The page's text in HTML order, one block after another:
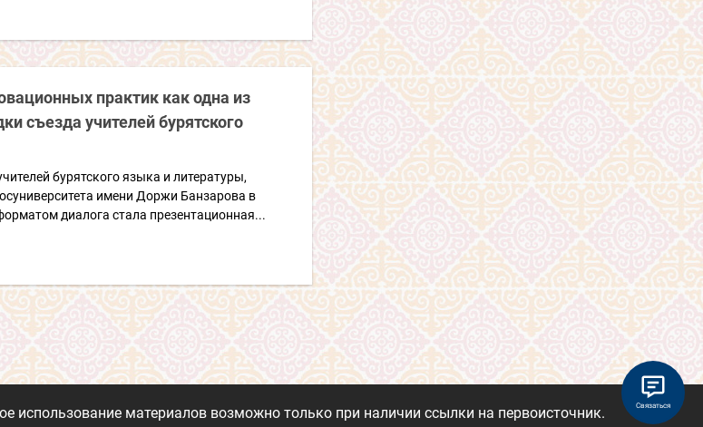
практик как одна из
съезда учителей бурятского
бурятского языка и литературы,
имени Доржи Банзарова в
диалога стала презентационная...
материалов возможно только при наличии ссылки на первоисточник. Связаться